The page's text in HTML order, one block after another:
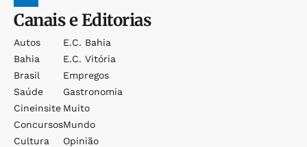
Canais e Editorias
Autos
Bahia
Brasil
Saúde
Cineinsite
Concursos
Cultura
E.c. Bahia
E.c. Vitória
Empregos
Gastronomia
Muito
Mundo
Opinião